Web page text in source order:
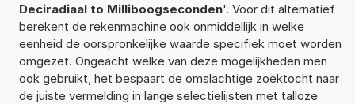
Deciradiaal to Milliboogseconden'. Voor dit alternatief
berekent de rekenmachine ook onmiddellijk in welke
eenheid de oorspronkelijke waarde specifiek moet worden
omgezet. Ongeacht welke van deze mogelijkheden men
ook gebruikt, het bespaart de omslachtige zoektocht naar
de juiste vermelding in lange selectielijsten met talloze